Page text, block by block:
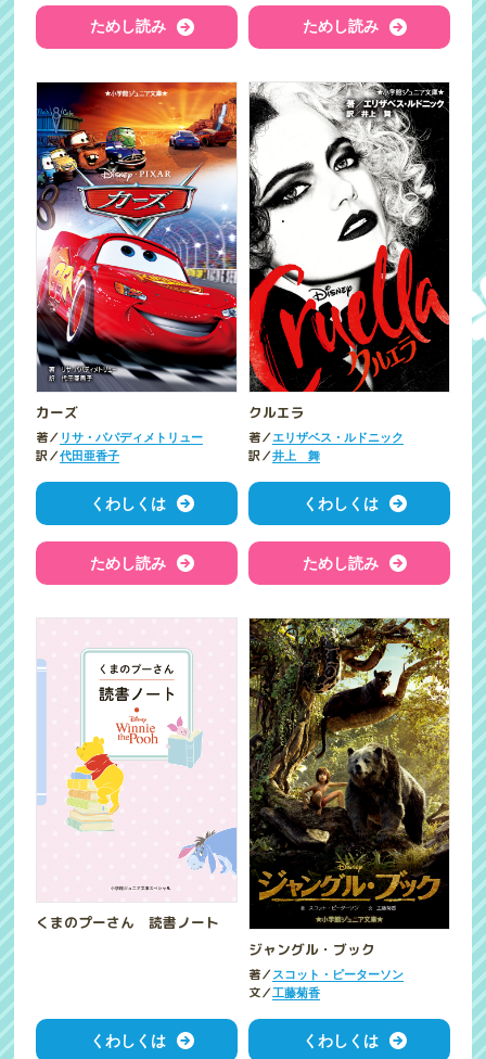
ためし読み ためし読み
カーズ
著／ リサ・パパディメトリュー
訳／代田亜香子
くわしくは
ためし読み
クルエラ
著／エリザベス・ルドニック
訳／井上 舞
くわしくは
ためし読み
くまのプーさん 読書ノート
くわしくは
ジャングル・ブック
著／スコット・ピーターソン
文／工藤菊香
くわしくは